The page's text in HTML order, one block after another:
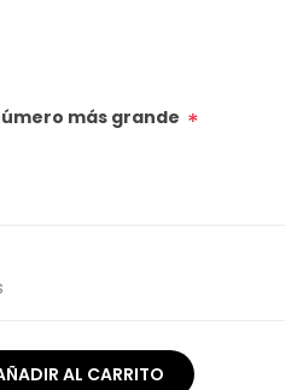
más grande *